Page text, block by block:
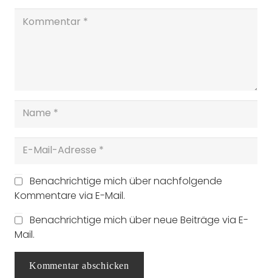
Benachrichtige mich über nachfolgende
Kommentare via E-Mail.
Benachrichtige mich über neue Beiträge via E-
Mail.
Kommentar abschicken